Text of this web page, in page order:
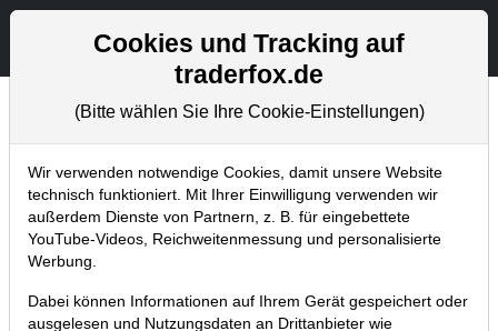
Aktien- und Artikelsuche
Chartanalysen
Home Blog Chartanalysen
Chartanalyse BASF: lohnt sich die
Aktie? Ich würde sie jedenfalls
nicht kaufen!
Cookies und Tracking auf
traderfox.de
(Bitte wählen Sie Ihre Cookie-Einstellungen)
Wir verwenden notwendige Cookies, damit unsere Website
technisch funktioniert. Mit Ihrer Einwilligung verwenden wir
außerdem Dienste von Partnern, z. B. für eingebettete
YouTube-Videos, Reichweitenmessung und personalisierte
Werbung.
Dabei können Informationen auf Ihrem Gerät gespeichert oder
ausgelesen und Nutzungsdaten an Drittanbieter wie